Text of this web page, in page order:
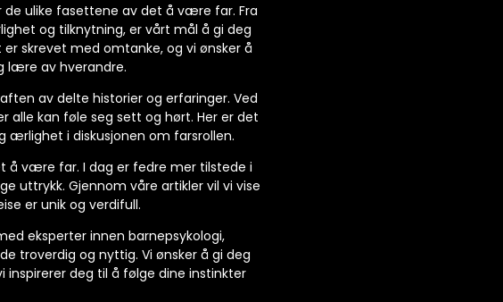
de ulike fasettene av det å være far. Fra
og tilknytning, er vårt mål å gi deg
skrevet med omtanke, og vi ønsker å
lære av hverandre.
av delte historier og erfaringer. Ved
alle kan føle seg sett og hørt. Her er det
i diskusjonen om farsrollen.
å være far. I dag er fedre mer tilstede i
uttrykk. Gjennom våre artikler vil vi vise
er unik og verdifull.
eksperter innen barnepsykologi,
troverdig og nyttig. Vi ønsker å gi deg
deg til å følge dine instinkter